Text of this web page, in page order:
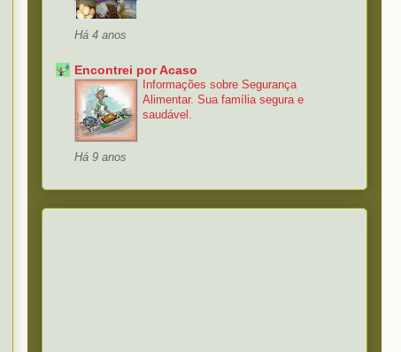
Há 4 anos
Encontrei por Acaso
Informações sobre Segurança
Alimentar. Sua família segura e
saudável.
Há 9 anos